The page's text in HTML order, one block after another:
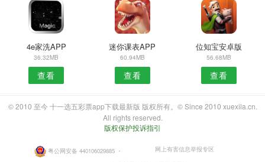
4e家洗APP
36.32MB
查看
迷你课表APP
60.94MB
查看
位知宝安卓版
56.68MB
查看
© 2010 至今 十一选五彩票app下载最新版 版权所有。© Since 2010 xuexila.cn.
All rights reserved.
版权保护投诉指引
粤公网安备 440106029885 ・
网上有害信息举报专区